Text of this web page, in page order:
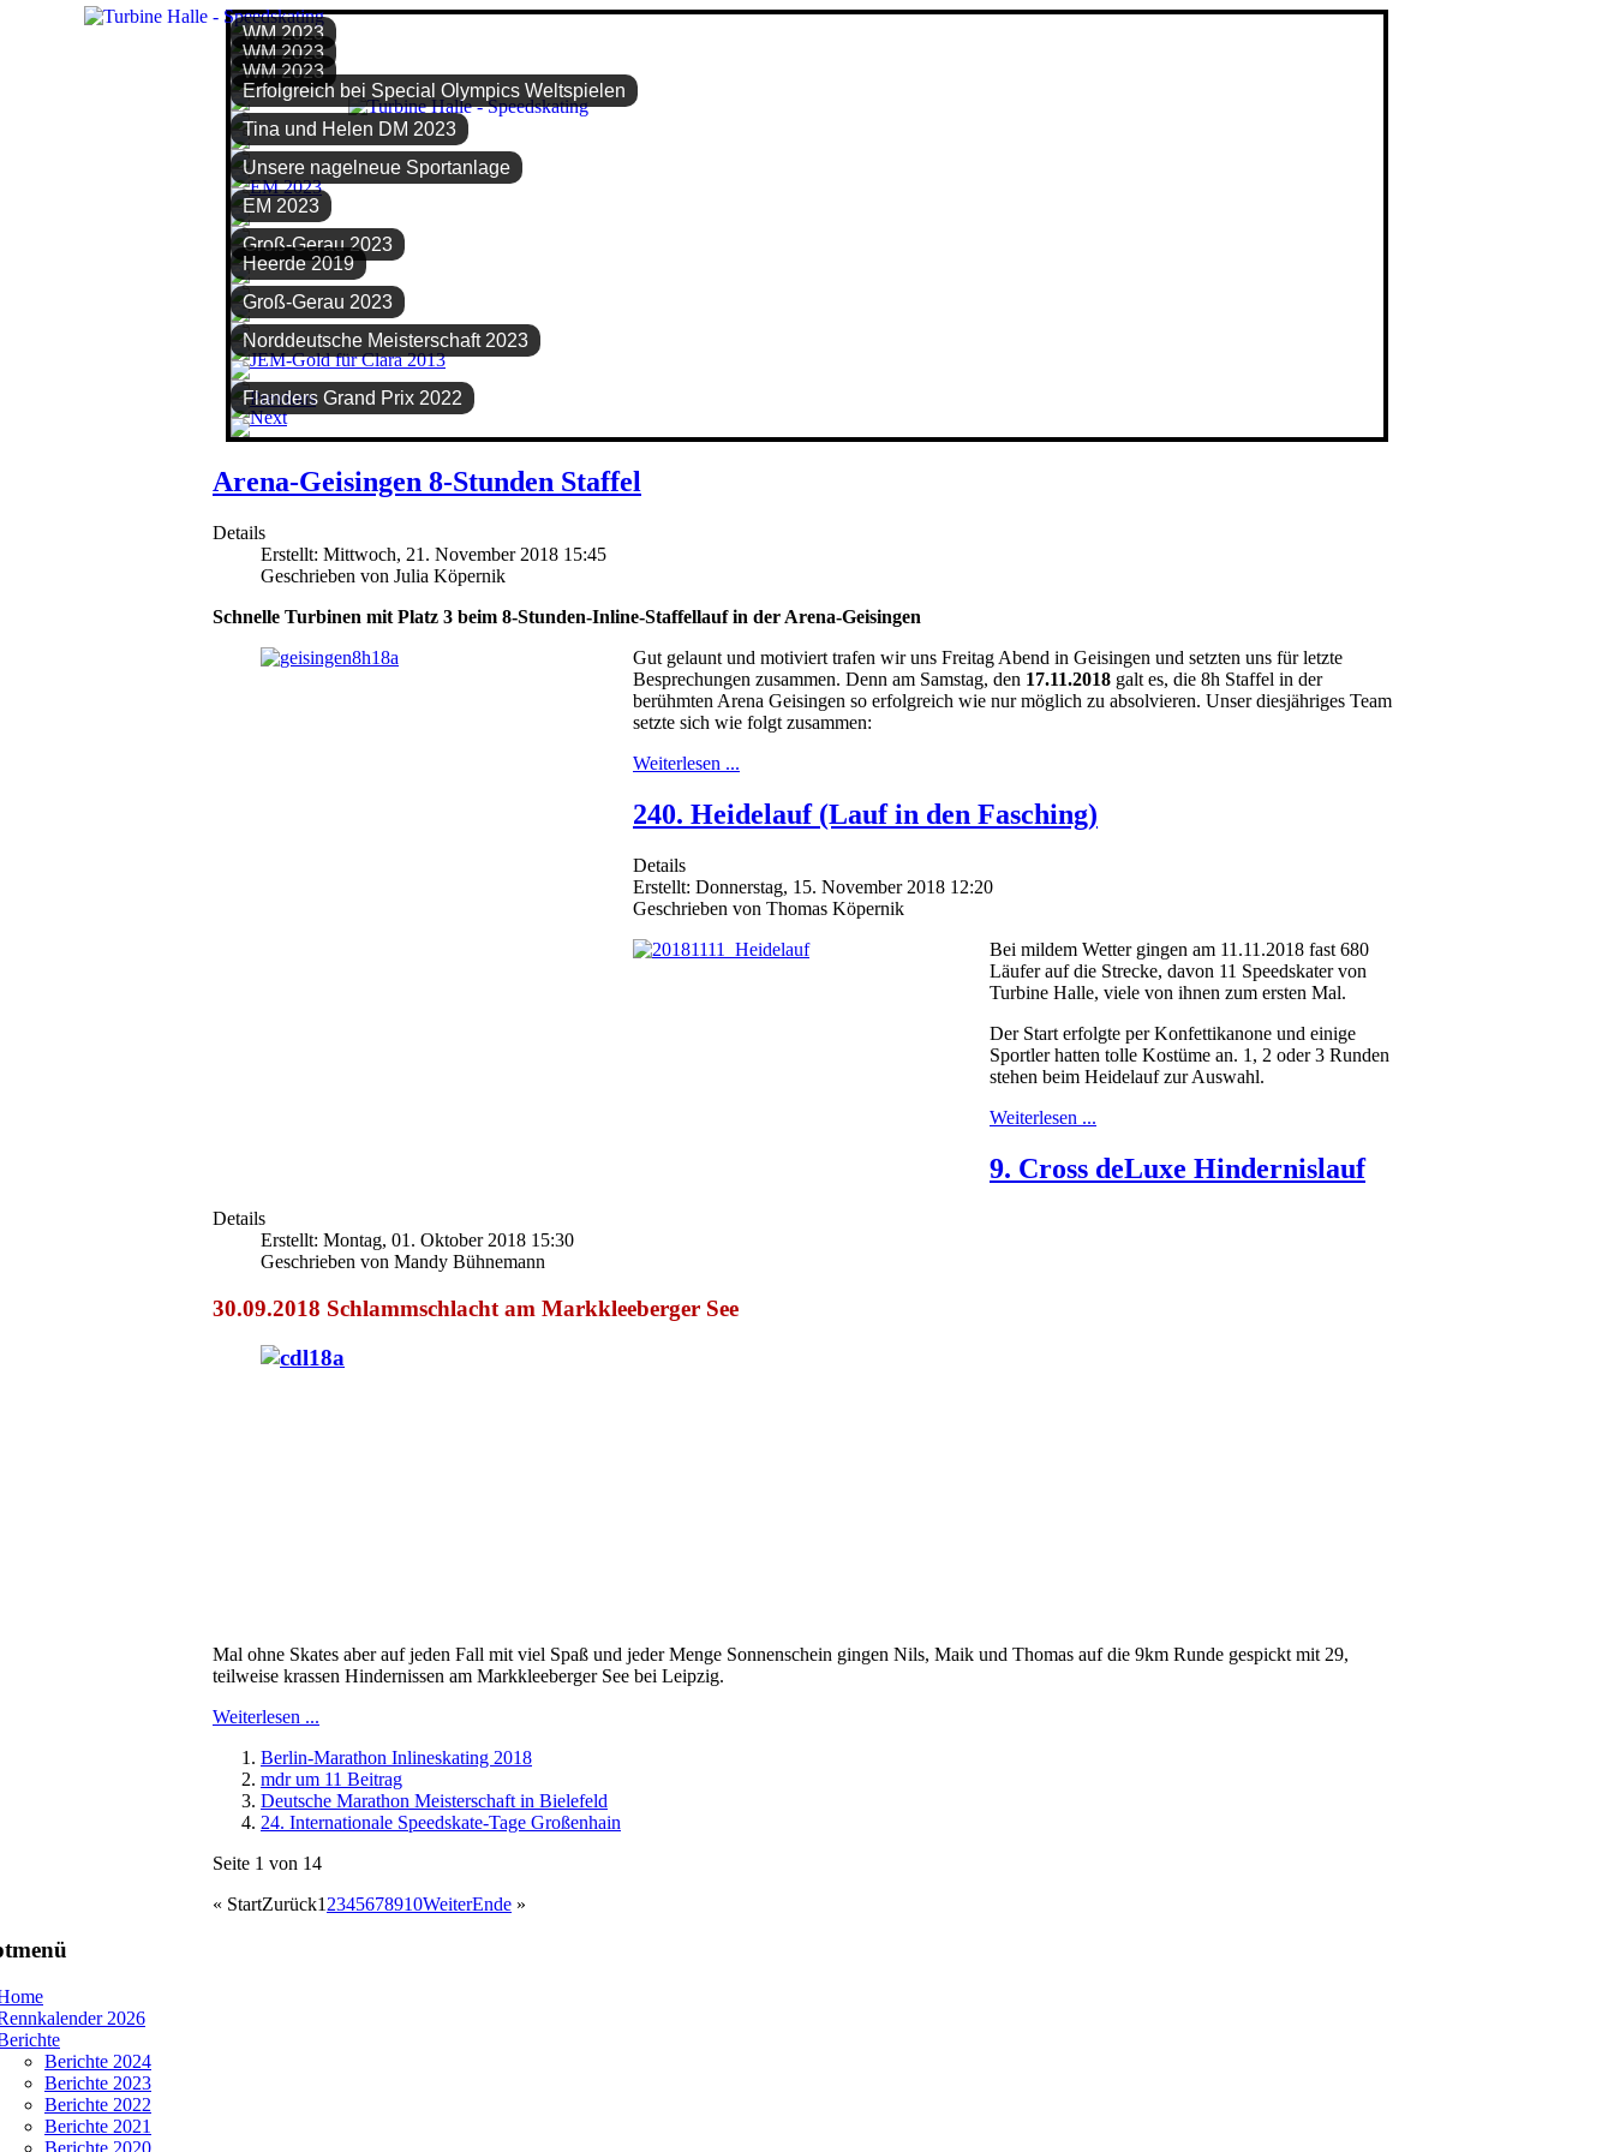
WM 2023
WM 2023
WM 2023
Erfolgreich bei Special Olympics Weltspielen
Tina und Helen DM 2023
Unsere nagelneue Sportanlage
EM 2023
Groß-Gerau 2023
Heerde 2019
Groß-Gerau 2023
Norddeutsche Meisterschaft 2023
Flanders Grand Prix 2022
Arena-Geisingen 8-Stunden Staffel
Details
Erstellt: Mittwoch, 21. November 2018 15:45
Geschrieben von Julia Köpernik
Schnelle Turbinen mit Platz 3 beim 8-Stunden-Inline-Staffellauf in der Arena-Geisingen
Gut gelaunt und motiviert trafen wir uns Freitag Abend in Geisingen und setzten uns für letzte
Besprechungen zusammen. Denn am Samstag, den 17.11.2018 galt es, die 8h Staffel in der
berühmten Arena Geisingen so erfolgreich wie nur möglich zu absolvieren. Unser diesjähriges Team
setzte sich wie folgt zusammen:
Weiterlesen ...
240. Heidelauf (Lauf in den Fasching)
Details
Erstellt: Donnerstag, 15. November 2018 12:20
Geschrieben von Thomas Köpernik
Bei mildem Wetter gingen am 11.11.2018 fast 680
Läufer auf die Strecke, davon 11 Speedskater von
Turbine Halle, viele von ihnen zum ersten Mal.
Der Start erfolgte per Konfettikanone und einige
Sportler hatten tolle Kostüme an. 1, 2 oder 3 Runden
stehen beim Heidelauf zur Auswahl.
Weiterlesen ...
9. Cross deLuxe Hindernislauf
Details
Erstellt: Montag, 01. Oktober 2018 15:30
Geschrieben von Mandy Bühnemann
30.09.2018 Schlammschlacht am Markkleeberger See
Mal ohne Skates aber auf jeden Fall mit viel Spaß und jeder Menge Sonnenschein gingen Nils, Maik und Thomas auf die 9km Runde gespickt mit 29,
teilweise krassen Hindernissen am Markkleeberger See bei Leipzig.
Weiterlesen ...
Berlin-Marathon Inlineskating 2018
mdr um 11 Beitrag
Deutsche Marathon Meisterschaft in Bielefeld
24. Internationale Speedskate-Tage Großenhain
Seite 1 von 14
« StartZurück1 2345678910WeiterEnde »
2026
Berichte 2024
Berichte 2023
Berichte 2022
Berichte 2021
Berichte 2020